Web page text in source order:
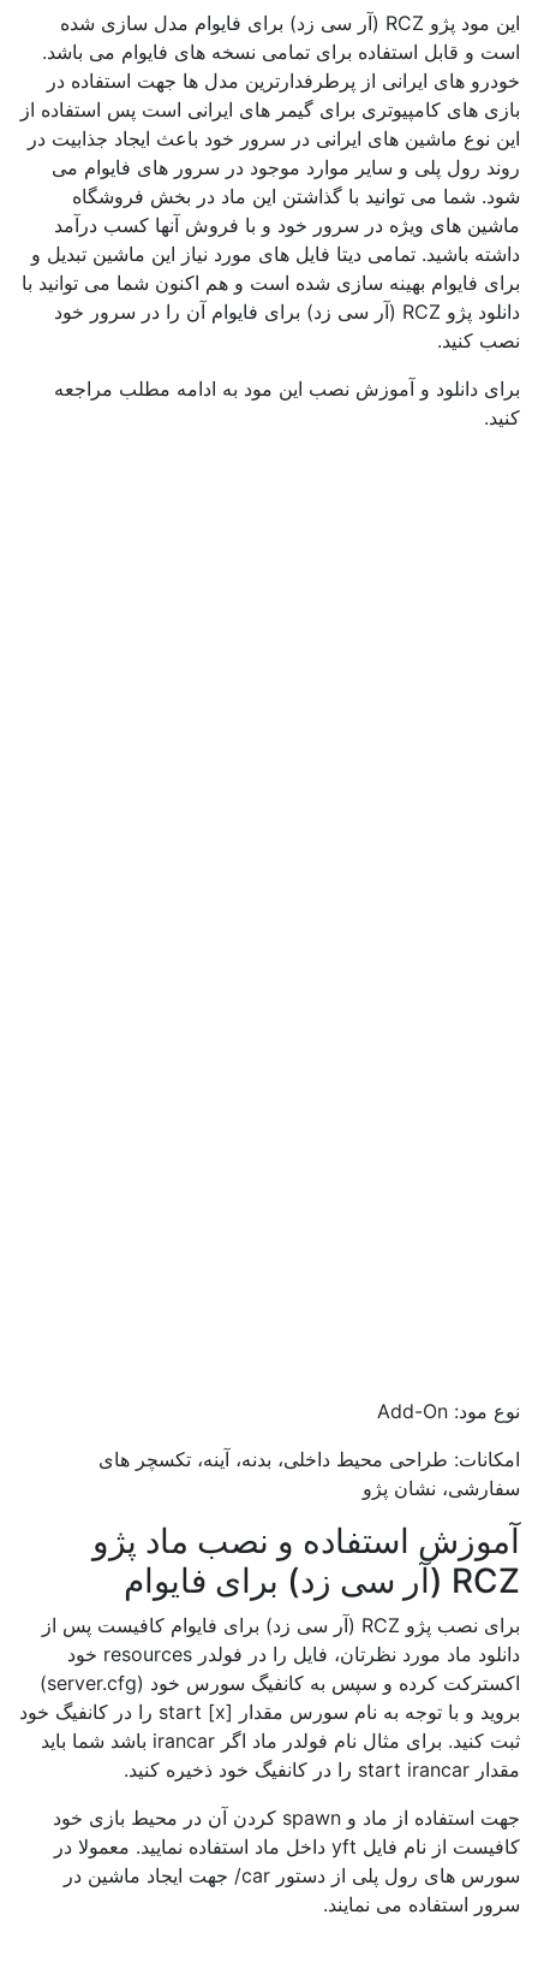
این مود پژو RCZ (آر سی زد) برای فایوام مدل سازی شده
است و قابل استفاده برای تمامی نسخه های فایوام می باشد.
خودرو های ایرانی از پرطرفدارترین مدل ها جهت استفاده در
بازی های کامپیوتری برای گیمر های ایرانی است پس استفاده از
این نوع ماشین های ایرانی در سرور خود باعث ایجاد جذابیت در
روند رول پلی و سایر موارد موجود در سرور های فایوام می
شود. شما می توانید با گذاشتن این ماد در بخش فروشگاه
ماشین های ویژه در سرور خود و با فروش آنها کسب درآمد
داشته باشید. تمامی دیتا فایل های مورد نیاز این ماشین تبدیل و
برای فایوام بهینه سازی شده است و هم اکنون شما می توانید با
دانلود پژو RCZ (آر سی زد) برای فایوام آن را در سرور خود
نصب کنید.
برای دانلود و آموزش نصب این مود به ادامه مطلب مراجعه
کنید.
نوع مود: Add-On
امکانات: طراحی محیط داخلی، بدنه، آینه، تکسچر های
سفارشی، نشان پژو
آموزش استفاده و نصب ماد پژو
RCZ (آر سی زد) برای فایوام
برای نصب پژو RCZ (آر سی زد) برای فایوام کافیست پس از
دانلود ماد مورد نظرتان، فایل را در فولدر resources خود
اکسترکت کرده و سپس به کانفیگ سورس خود (server.cfg)
بروید و با توجه به نام سورس مقدار start [x] را در کانفیگ خود
ثبت کنید. برای مثال نام فولدر ماد اگر irancar باشد شما باید
مقدار start irancar را در کانفیگ خود ذخیره کنید.
جهت استفاده از ماد و spawn کردن آن در محیط بازی خود
کافیست از نام فایل yft داخل ماد استفاده نمایید. معمولا در
سورس های رول پلی از دستور car/ جهت ایجاد ماشین در
سرور استفاده می نمایند.